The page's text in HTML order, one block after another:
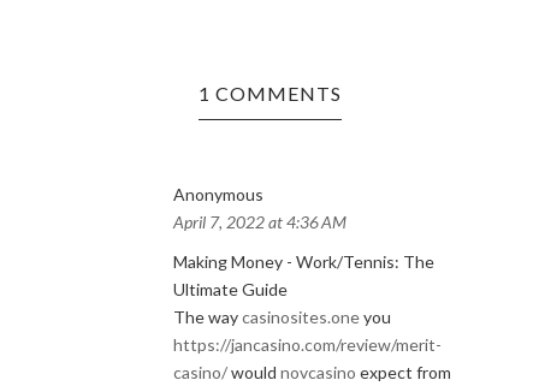
1 COMMENTS
Anonymous
April 7, 2022 at 4:36 AM
Making Money - Work/Tennis: The
Ultimate Guide
The waycasinosites.oneyou
https://jancasino.com/review/merit-
casino/would novcasino expect from